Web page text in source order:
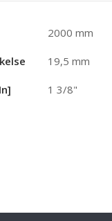
2000 mm
19,5 mm
1 3/8"